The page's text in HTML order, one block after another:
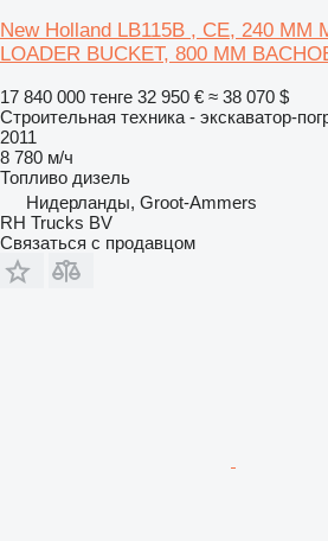
New Holland LB115B , CE, 240 MM
LOADER BUCKET, 800 MM
17 840 000 тенге 32 950 € ≈ 38 070 $
Строительная техника - экскаватор-
2011
8 780 м/ч
Топливо дизель
Нидерланды, Groot-Ammers
RH Trucks BV
Связаться с продавцом